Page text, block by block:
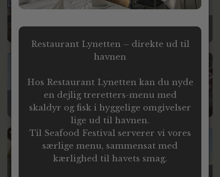
Restaurant Lynetten – direkte ud til
havnen
Hos Restaurant Lynetten kan du nyde
en dejlig treretters-menu med
skaldyr og fisk i hyggelige omgivelser
lige ud til havnen.
Til Seafood Festival serverer vi vores
særlige menu, sammensat med
kærlighed til havets smag.
Restaurant Gordon
UDSOLGT
Restaurant & Vinbar
The Pescatarian
UDSOLGT